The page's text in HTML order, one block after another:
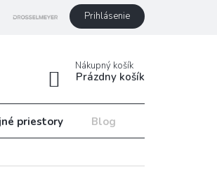
Prihlásenie
Nákupný košík
Prázdny košík
priestory Blog